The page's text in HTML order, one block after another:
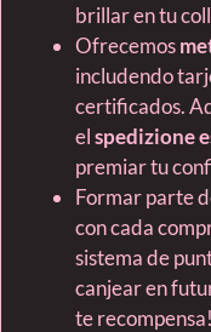
brillar en tu
Ofrecemos
includendo
certificados.
elspedizione
premiar tu
Formar parte
con cada
sistema de
canjear en
te recompensa!